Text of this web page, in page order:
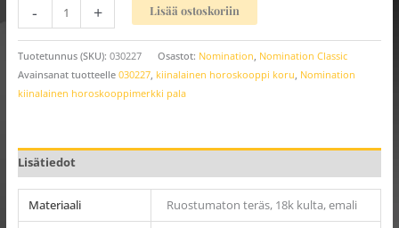
- + Lisää ostoskoriin
Tuotetunnus (SKU): 030227 Osastot: Nomination Nomination Classic
Avainsanat tuotteelle 030227, kiinalainen horoskooppi koru Nomination
kiinalainen horoskooppimerkki pala
Lisätiedot
Materiaali
Ruostumaton teräs, 18k kulta, emali